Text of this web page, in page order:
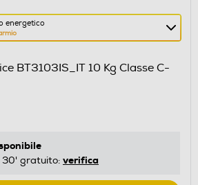
energetico
BT3103IS_IT 10 Kg Classe C-
30' gratuito: verifica